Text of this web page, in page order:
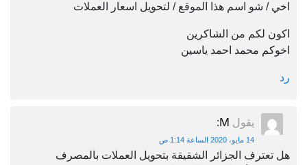
اخي / شو اسم هذا الموقع / لتحويل اسعار العملات
اكون لكم من الشاكرين
اخوكم محمد احمد ياسين
رد
يقول M
:
14 مايو، 2020 الساعة 1:14 ص
هل تعترف الجزائر الشقيقة بتحويل العملات بالمصرف